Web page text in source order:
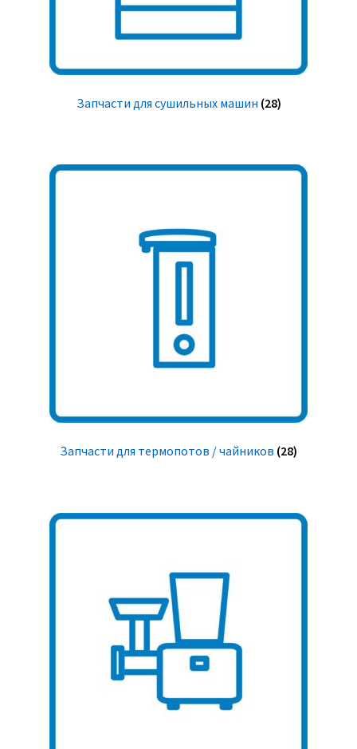
Запчасти для сушильных машин (28)
Запчасти для термопотов / чайников (28)